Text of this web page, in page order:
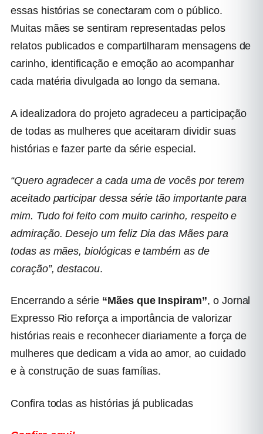
essas histórias se conectaram com o público.
Muitas mães se sentiram representadas pelos
relatos publicados e compartilharam mensagens de
carinho, identificação e emoção ao acompanhar
cada matéria divulgada ao longo da semana.
A idealizadora do projeto agradeceu a participação
de todas as mulheres que aceitaram dividir suas
histórias e fazer parte da série especial.
“Quero agradecer a cada uma de vocês por terem
aceitado participar dessa série tão importante para
mim. Tudo foi feito com muito carinho, respeito e
admiração. Desejo um feliz Dia das Mães para
todas as mães, biológicas e também as de
coração”, destacou.
Encerrando a série “Mães que Inspiram”, o Jornal
Expresso Rio reforça a importância de valorizar
histórias reais e reconhecer diariamente a força de
mulheres que dedicam a vida ao amor, ao cuidado
e à construção de suas famílias.
Confira todas as histórias já publicadas